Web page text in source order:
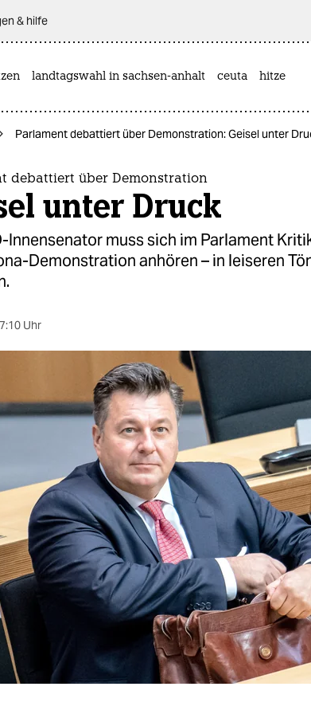
& hilfe
landtagswahl in sachsen-anhalt ceuta hitze
Parlament debattiert über Demonstration: Geisel unter
debattiert über Demonstration
unter Druck
Innensenator muss sich im Parlament
Demonstration anhören – in leiseren
Uhr